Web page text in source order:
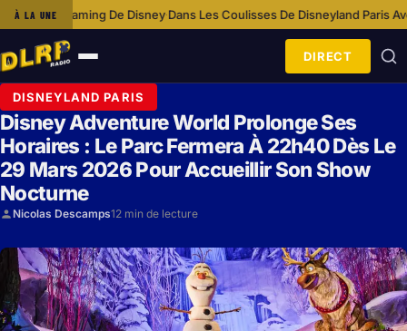
À LA UNE
Disney Dans Les Coulisses De Disneyland Paris Avec L’équipe
Ouvrir
le
menu
DIRECT
DISNEYLAND PARIS
Disney Adventure World Prolonge Ses
Horaires : Le Parc Fermera À 22h40 Dès Le
29 Mars 2026 Pour Accueillir Son Show
Nocturne
Nicolas Descamps12 min de lecture